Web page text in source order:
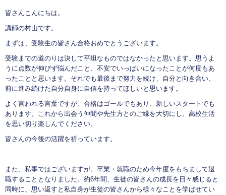
皆さんこんにちは。
講師の村山です。
まずは、受験生の皆さん合格おめでとうございます。
受験までの道のりは決して平坦なものではなかったと思います。思うよ
うに点数が伸びず悩んだこと、不安でいっぱいになったことが何度もあ
ったことと思います。それでも最後まで努力を続け、自分と向き合い、
前に進み続けた自分自身に自信を持ってほしいと思います。
よく言われる言葉ですが、合格はゴールでもあり、新しいスタートでも
あります。これから出会う仲間や先生方とのご縁を大切にし、高校生活
を思い切り楽しんでください。
皆さんの今後の活躍を祈っています。
また、私事ではございますが、卒業・就職のため今年度をもちまして退
職することとなりました。約6年間、生徒の皆さんの成長を日々感じると
同時に、思い返すと私自身が生徒の皆さんから様々なことを学ばせてい